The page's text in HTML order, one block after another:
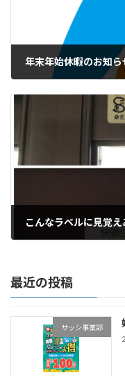
年末年始休暇のお知ら
こんなラベルに見覚
最近の投稿
サッシ事業部